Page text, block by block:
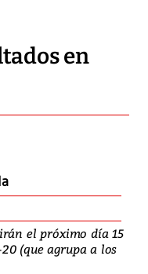
en
irán el próximo día 15
(que agrupa a los